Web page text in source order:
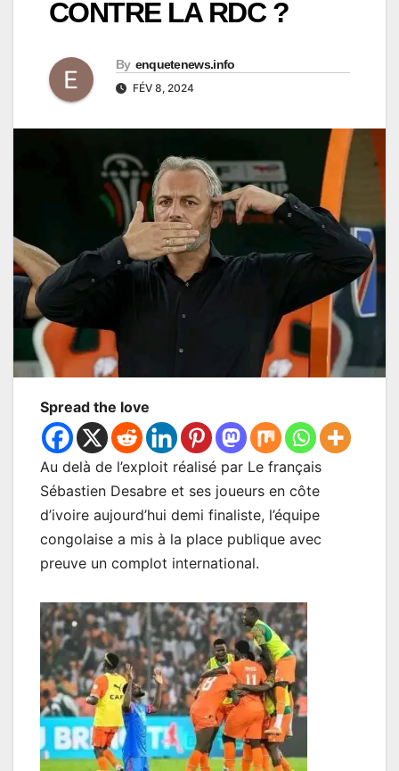
CONTRE LA RDC ?
By enquetenews.info
FÉV 8, 2024
Spread the love
Au delà de l’exploit réalisé par Le français
Sébastien Desabre et ses joueurs en côte
d’ivoire aujourd’hui demi finaliste, l’équipe
congolaise a mis à la place publique avec
preuve un complot international.